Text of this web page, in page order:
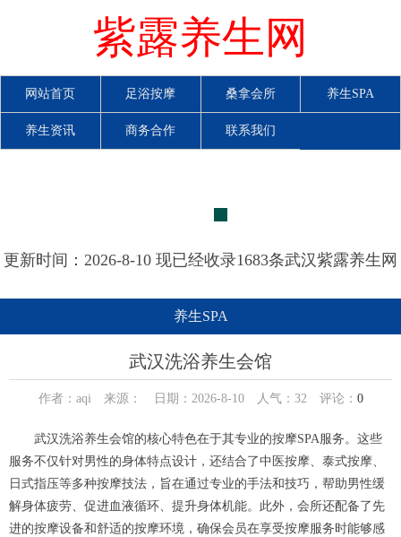
紫露养生网
网站首页 足浴按摩 桑拿会所 养生SPA
养生资讯 商务合作 联系我们
更新时间：2026-8-10 现已经收录1683条武汉紫露养生网
养生SPA
武汉洗浴养生会馆
作者：aqi 来源： 日期：2026-8-10 人气： 32评论： 0
武汉洗浴养生会馆的核心特色在于其专业的按摩SPA服务。这些
服务不仅针对男性的身体特点设计，还结合了中医按摩、泰式按摩、
日式指压等多种按摩技法，旨在通过专业的手法和技巧，帮助男性缓
解身体疲劳、促进血液循环、提升身体机能。此外，会所还配备了先
进的按摩设备和舒适的按摩环境，确保会员在享受按摩服务时能够感